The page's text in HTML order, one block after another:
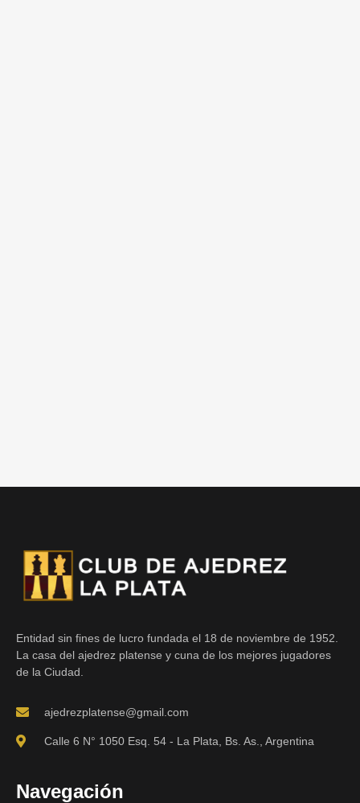
Entidad sin fines de lucro fundada el 18 de noviembre de 1952.
La casa del ajedrez platense y cuna de los mejores jugadores
de la Ciudad.
ajedrezplatense@gmail.com
Calle 6 N° 1050 Esq. 54 - La Plata, Bs. As., Argentina
Navegación